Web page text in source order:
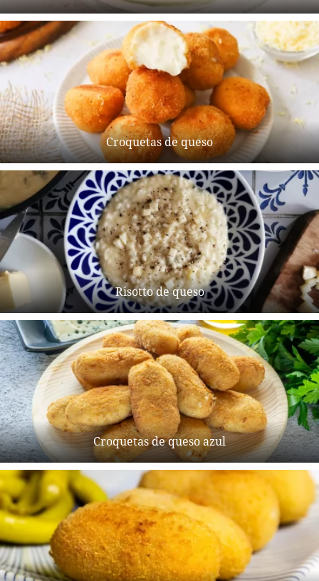
Croquetas de queso
Risotto de queso
Croquetas de queso azul